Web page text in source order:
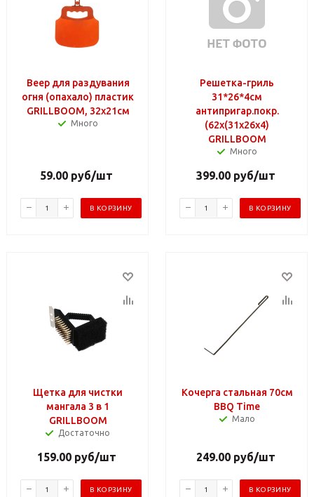
Веер для раздувания
огня (опахало) пластик
GRILLBOOM, 32х21см
Много
59.00 руб/шт
В КОРЗИНУ
Решетка-гриль
31*26*4см
антипригар.покр.
(62х(31х26х4)
GRILLBOOM
Много
399.00руб/шт
В КОРЗИНУ
Щетка для чистки
мангала 3 в 1
GRILLBOOM
Достаточно
159.00руб/шт
В КОРЗИНУ
Кочерга стальная 70см
BBQ Time
Мало
249.00руб/шт
В КОРЗИНУ